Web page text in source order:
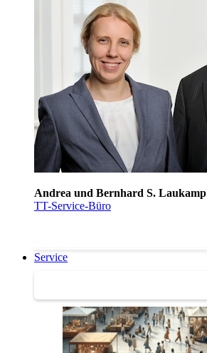
Andrea und Bernhard S. Laukamp
TT-Service-Büro
Service